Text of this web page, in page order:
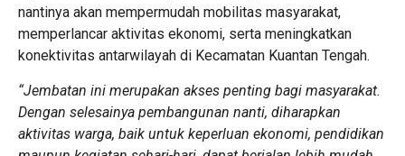
nantinya akan mempermudah mobilitas masyarakat,
memperlancar aktivitas ekonomi, serta meningkatkan
konektivitas antarwilayah di Kecamatan Kuantan Tengah.
“Jembatan ini merupakan akses penting bagi masyarakat.
Dengan selesainya pembangunan nanti, diharapkan
aktivitas warga, baik untuk keperluan ekonomi, pendidikan